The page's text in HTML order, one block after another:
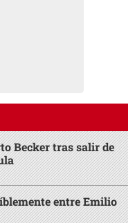
Becker tras salir de
entre Emilio